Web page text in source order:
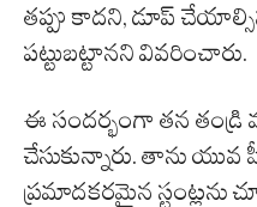
తప్పు కాదని, డూప్
పట్టుబట్టానని వివరించారు.
ఈ సందర్భంగా తన తండ్రి
చేసుకున్నారు. తాను యువ
ప్రమాదకరమైన స్టంట్లను